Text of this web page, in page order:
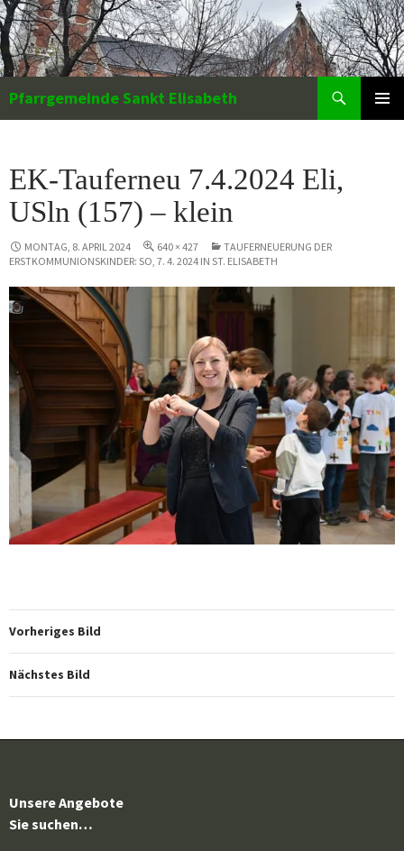
Zum
Inhalt
springen
Pfarrgemeinde Sankt Elisabeth
EK-Tauferneu 7.4.2024 Eli,
USln (157) – klein
MONTAG, 8. APRIL 2024 640 × 427
TAUFERNEUERUNG DER
ERSTKOMMUNIONSKINDER: SO, 7. 4. 2024 IN ST. ELISABETH
Vorheriges Bild
Nächstes Bild
Unsere Angebote
Sie suchen…